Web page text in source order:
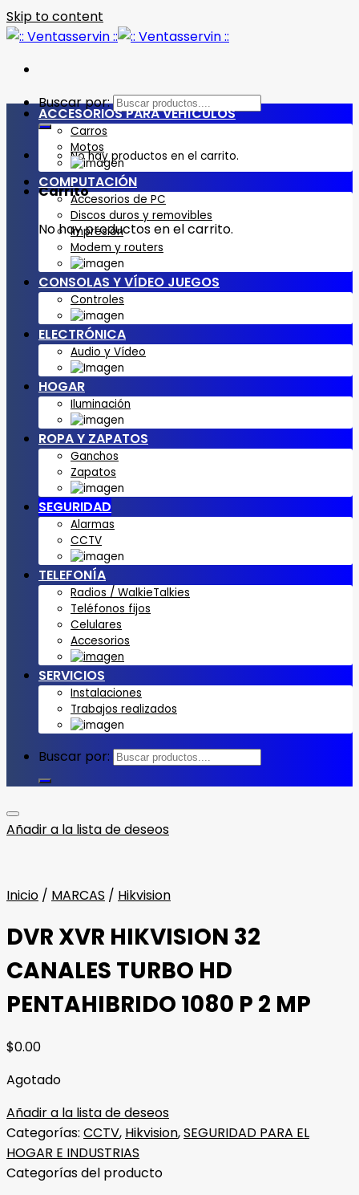
Skip to content
Buscar por:
No hay productos en el carrito.
Carrito
No hay productos en el carrito.
ACCESORIOS PARA VEHÍCULOS
Carros
Motos
COMPUTACIÓN
Accesorios de PC
Discos duros y removibles
Impresión
Modem y routers
CONSOLAS Y VÍDEO JUEGOS
Controles
ELECTRÓNICA
Audio y Vídeo
HOGAR
Iluminación
ROPA Y ZAPATOS
Ganchos
Zapatos
SEGURIDAD
Alarmas
CCTV
TELEFONÍA
Radios / WalkieTalkies
Teléfonos fijos
Celulares
Accesorios
SERVICIOS
Instalaciones
Trabajos realizados
Buscar por:
Añadir a la lista de deseos
Inicio / MARCAS / Hikvision
DVR XVR HIKVISION 32
CANALES TURBO HD
PENTAHIBRIDO 1080 P 2 MP
$0.00
Agotado
Añadir a la lista de deseos
Categorías: CCTV, Hikvision,SEGURIDAD PARA EL
HOGAR E INDUSTRIAS
Categorías del producto